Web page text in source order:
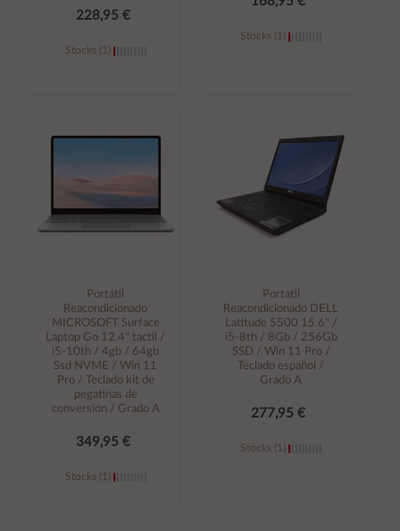
228,95 €
Stocks (1)
carrito
Stocks (1)
carrito
Portátil
Reacondicionado
MICROSOFT Surface
Laptop Go 12.4" tactil /
i5-10th / 4gb / 64gb
Ssd NVME / Win 11
Pro / Teclado kit de
pegatinas de
conversión / Grado A
349,95 €
Stocks (1)
Portatil
Reacondicionado DELL
Latitude 5500 15.6" /
i5-8th / 8Gb / 256Gb
SSD / Win 11 Pro /
Teclado español /
Grado A
277,95 €
Stocks (1)